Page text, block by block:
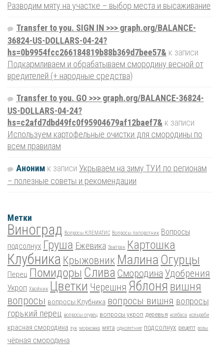
Разводим мяту на участке – выбор места и высаживание
Transfer to you. SIGN IN >>> graph.org/BALANCE-
36824-US-DOLLARS-04-24?
hs=0b9954fcc266184819b88b369d7bee57& к записи
Подкармливаем и обрабатываем смородину весной от
вредителей (+ народные средства)
Transfer to you. GO >>> graph.org/BALANCE-36824-
US-DOLLARS-04-24?
hs=c2afd7dbd49fc0f95904679af12baef7& к записи
Используем картофельные очистки для смородины по
всем правилам
Аноним к записи Укрываем на зиму ТУИ по регионам
– полезные советы и рекомендации
Метки
Виноград Вопросы КЛЕМАТИС Вопросы папоротник Вопросы
подсолнух Груша Ежевика Завтрак Картошка
Клубника Крыжовник Малина Огурцы
Перец Помидоры Слива Смородина Удобрения
Укроп Хвойник Цветки Черешня Яблоня вишня
вопросы вопросы Клубника вопросы вишня вопросы
горький перец вопросы огурец вопросы укроп деревья колбаса кольраби
красная смородина лук морковка мята однолетние подсолнух рецепт розы
чёрная смородина